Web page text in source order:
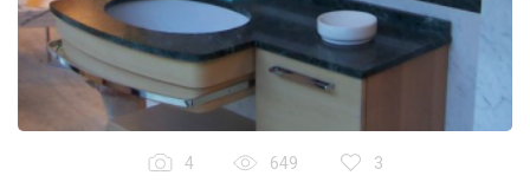
4 649 3